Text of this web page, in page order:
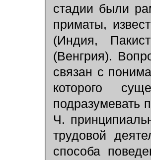
стадии были
приматы,
(Индия,
(Венгрия).
связан с
которого
подразумевать
Ч.
трудовой
способа